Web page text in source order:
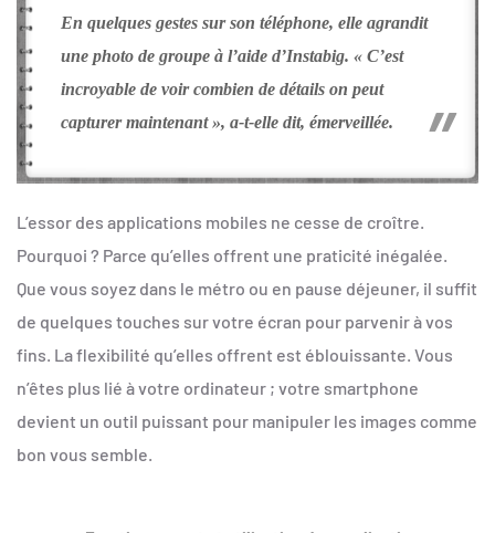
En quelques gestes sur son téléphone, elle agrandit
une photo de groupe à l’aide d’Instabig. « C’est
incroyable de voir combien de détails on peut
capturer maintenant », a-t-elle dit, émerveillée.
L’essor des applications mobiles ne cesse de croître.
Pourquoi ? Parce qu’elles offrent une praticité inégalée.
Que vous soyez dans le métro ou en pause déjeuner, il suffit
de quelques touches sur votre écran pour parvenir à vos
fins. La flexibilité qu’elles offrent est éblouissante. Vous
n’êtes plus lié à votre ordinateur ; votre smartphone
devient un outil puissant pour manipuler les images comme
bon vous semble.